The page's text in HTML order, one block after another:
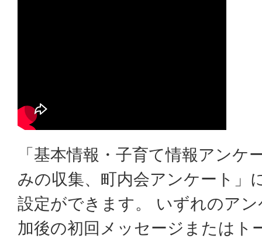
「基本情報・子育て情報アンケ
みの収集、町内会アンケート」
設定ができます。 いずれのア
加後の初回メッセージまたはト